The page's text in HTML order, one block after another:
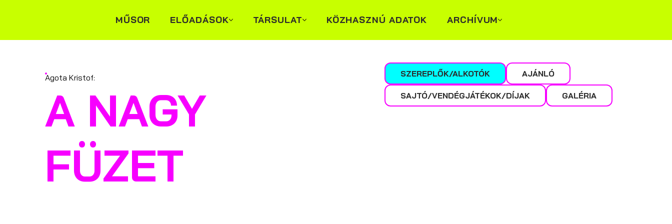
MŰSOR ELŐADÁSOK TÁRSULAT KÖZHASZNÚ ADATOK ARCHÍVUM
Agota Kristof:
A NAGY
FÜZET
SZEREPLŐK/ALKOTÓK AJÁNLÓ
SAJTÓ/VENDÉGJÁTÉKOK/DÍJAK GALÉRIA